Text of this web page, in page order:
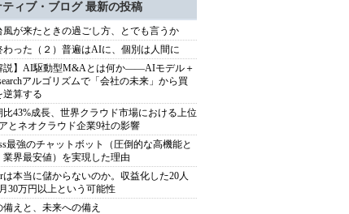
ティブ・ブログ 最新の投稿
風が来たときの過ごし方、とでも言うか
わった（２）普遍はAIに、個別は人間に
説】AI駆動型M&Aとは何か――AIモデル＋
アルゴリズムで「会社の未来」から買
逆算する
比43%成長、世界クラウド市場における上位
とネオクラウド企業9社の影響
最強のチャットボット（圧倒的な高機能と
業界最安値）を実現した理由
は本当に儲からないのか。収益化した20人
30万円以上という可能性
備えと、未来への備え